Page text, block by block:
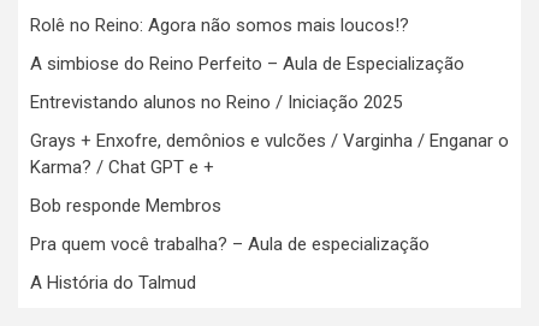
Rolê no Reino: Agora não somos mais loucos!?
A simbiose do Reino Perfeito – Aula de Especialização
Entrevistando alunos no Reino / Iniciação 2025
Grays + Enxofre, demônios e vulcões / Varginha / Enganar o
Karma? / Chat GPT e +
Bob responde Membros
Pra quem você trabalha? – Aula de especialização
A História do Talmud